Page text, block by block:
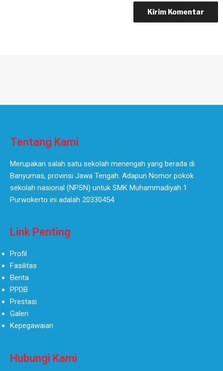
Tentang Kami
Merupakan salah satu sekolah menengah yang berada di
Banyumas, provinsi Jawa Tengah. Adapun Nomor pokok
sekolah nasional (NPSN) untuk SMK Muhammadiyah 1
Purwokerto ini adalah 20330454.
Link Penting
Profil
Fasilitas
Berita
PPDB
Prestasi
Galeri
Kepegawaian
Hubungi Kami